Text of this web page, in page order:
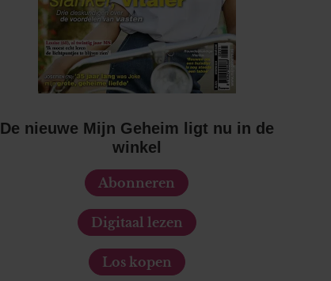
De nieuwe Mijn Geheim ligt nu in de
winkel
Abonneren
Digitaal lezen
Los kopen